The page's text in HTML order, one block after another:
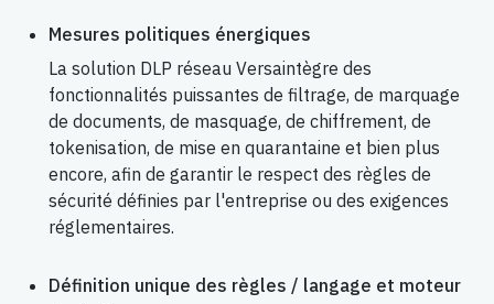
Mesures politiques énergiques
La solution DLP réseau Versaintègre des
fonctionnalités puissantes de filtrage, de marquage
de documents, de masquage, de chiffrement, de
tokenisation, de mise en quarantaine et bien plus
encore, afin de garantir le respect des règles de
sécurité définies par l'entreprise ou des exigences
réglementaires.
Définition unique des règles / langage et moteur